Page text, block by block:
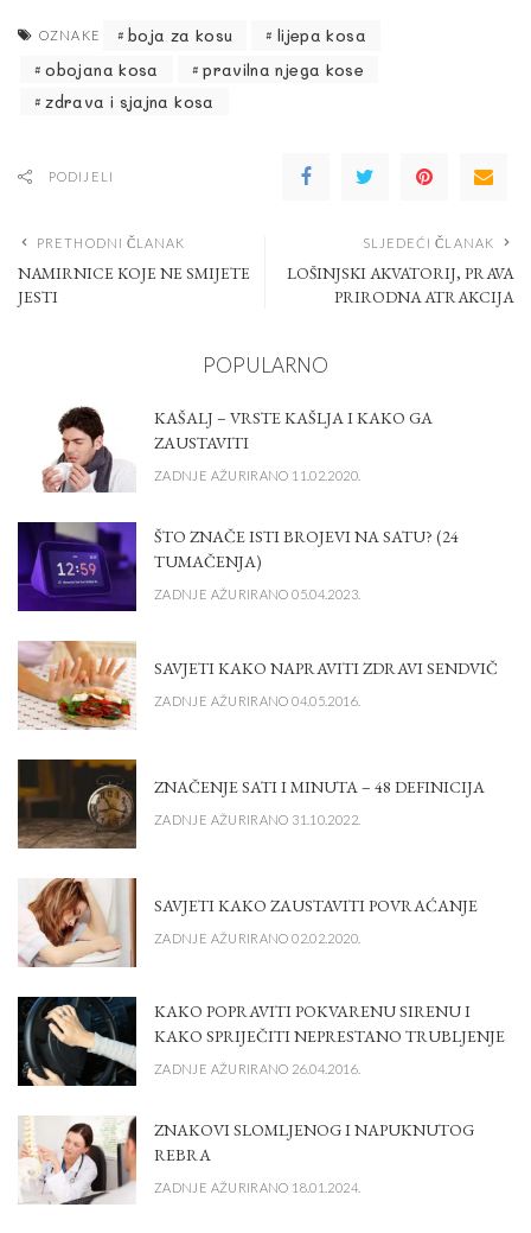
OZNAKE boja za kosu
lijepa kosa
obojana kosa
pravilna njega kose
zdrava i sjajna kosa
PODIJELI
PRETHODNI ČLANAK
NAMIRNICE KOJE NE SMIJETE
JESTI
SLJEDEĆI ČLANAK
LOŠINJSKI AKVATORIJ, PRAVA
PRIRODNA ATRAKCIJA
POPULARNO
KAŠALJ – VRSTE KAŠLJA I KAKO GA
ZAUSTAVITI
ZADNJE AŽURIRANO 11.02.2020.
ŠTO ZNAČE ISTI BROJEVI NA SATU? (24
TUMAČENJA)
ZADNJE AŽURIRANO 05.04.2023.
SAVJETI KAKO NAPRAVITI ZDRAVI SENDVIČ
ZADNJE AŽURIRANO 04.05.2016.
ZNAČENJE SATI I MINUTA – 48 DEFINICIJA
ZADNJE AŽURIRANO 31.10.2022.
SAVJETI KAKO ZAUSTAVITI POVRAĆANJE
ZADNJE AŽURIRANO 02.02.2020.
KAKO POPRAVITI POKVARENU SIRENU I
KAKO SPRIJEČITI NEPRESTANO TRUBLJENJE
ZADNJE AŽURIRANO 26.04.2016.
ZNAKOVI SLOMLJENOG I NAPUKNUTOG
REBRA
ZADNJE AŽURIRANO 18.01.2024.